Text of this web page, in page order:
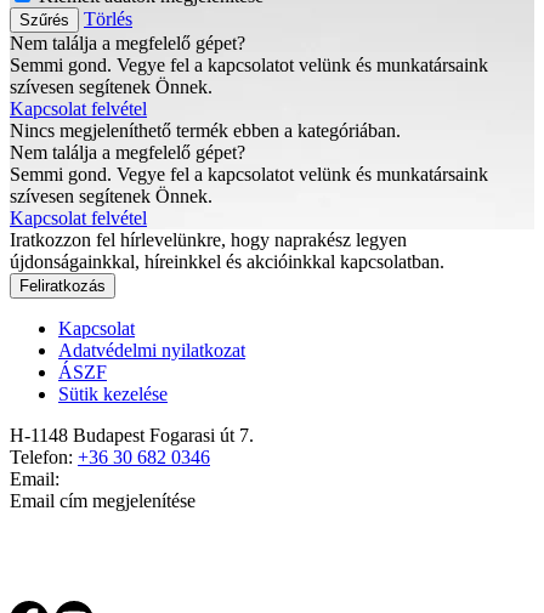
Szűrés
Törlés
Nem találja a megfelelő gépet?
Semmi gond. Vegye fel a kapcsolatot velünk és munkatársaink
szívesen segítenek Önnek.
Kapcsolat felvétel
Nincs megjeleníthető termék ebben a kategóriában.
Nem találja a megfelelő gépet?
Semmi gond. Vegye fel a kapcsolatot velünk és munkatársaink
szívesen segítenek Önnek.
Kapcsolat felvétel
Iratkozzon fel hírlevelünkre, hogy naprakész legyen
újdonságainkkal, híreinkkel és akcióinkkal kapcsolatban.
Feliratkozás
Kapcsolat
Adatvédelmi nyilatkozat
ÁSZF
Sütik kezelése
H-1148 Budapest Fogarasi út 7.
Telefon: +36 30 682 0346
Email:
Email cím megjelenítése